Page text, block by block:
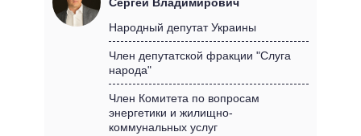
ОБЗОРЫ
ДАЙДЖЕСТЫ
ПРЕЗИДЕНТ И ОФИС
КАБИНЕТ МИНИСТРОВ
ГЛАВЫ ОБЛАДМИНИСТРАЦИЙ
ВИДЕО
ПОДДЕРЖАТЬ
СРАВНЕНИЕ ПОЛИТИКОВ
Народный депутат Украины
Член депутатской фракции "Слуга
народа"
Член Комитета по вопросам
энергетики и жилищно-
коммунальных услуг